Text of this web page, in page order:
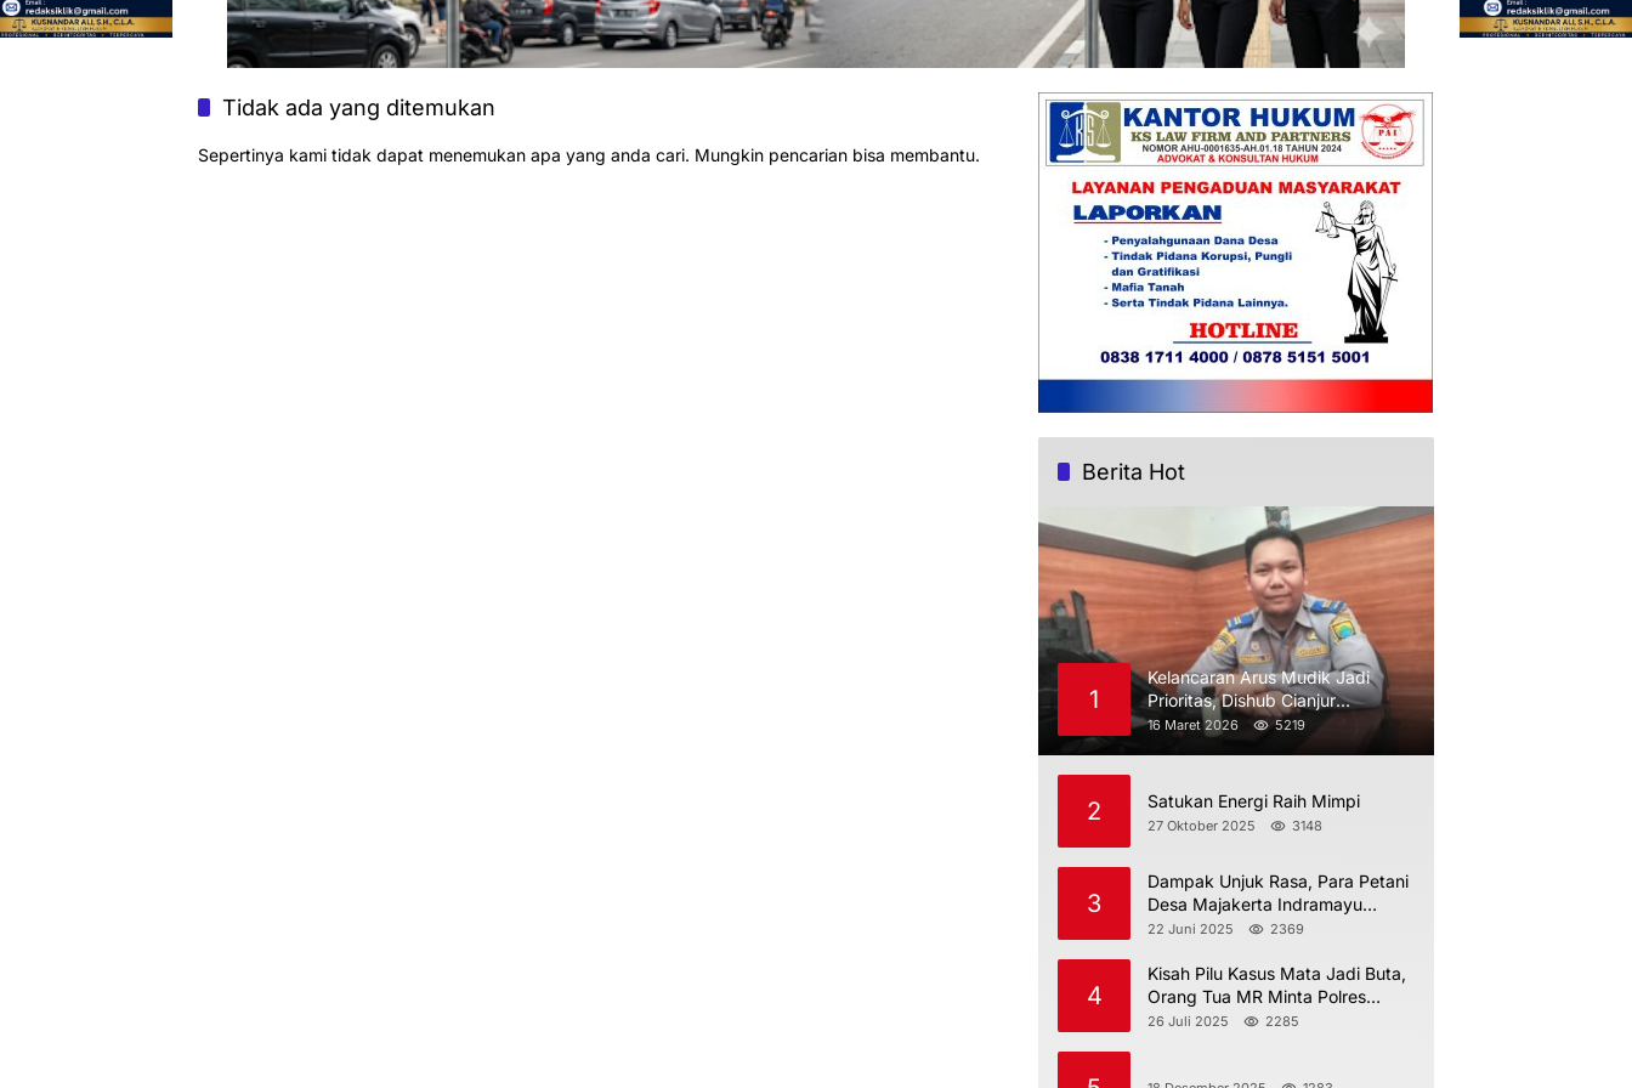
Tidak ada yang ditemukan
Sepertinya kami tidak dapat menemukan apa yang anda cari. Mungkin pencarian bisa membantu.
Berita Hot
1
Kelancaran Arus Mudik Jadi
Prioritas, Dishub Cianjur
Maksimalkan Pengawasan
16 Maret 2026 5219
2 Satukan Energi Raih Mimpi
27 Oktober 2025 3148
3
Dampak Unjuk Rasa, Para Petani
Desa Majakerta Indramayu
Dilarang Menggarap
22 Juni 2025 2369
4
Kisah Pilu Kasus Mata Jadi Buta,
Orang Tua MR Minta Polres
Indramayu Jangan Berdiam Diri
26 Juli 2025 2285